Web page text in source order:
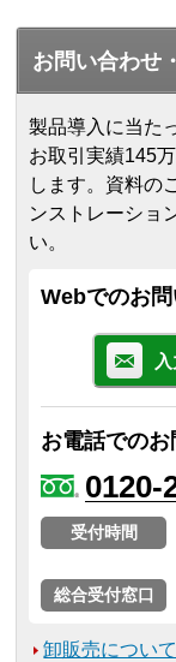
お問い合わせ
製品導入に当た
お取引実績145
します。 資料の
ンストレーショ
い。
Webでのお
お電話での
0120-
受付時間
総合受付窓口
卸販売について